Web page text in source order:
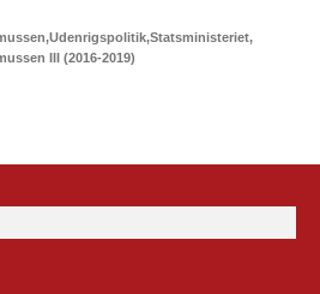
Udenrigspolitik Statsministeriet
III (2016-2019)